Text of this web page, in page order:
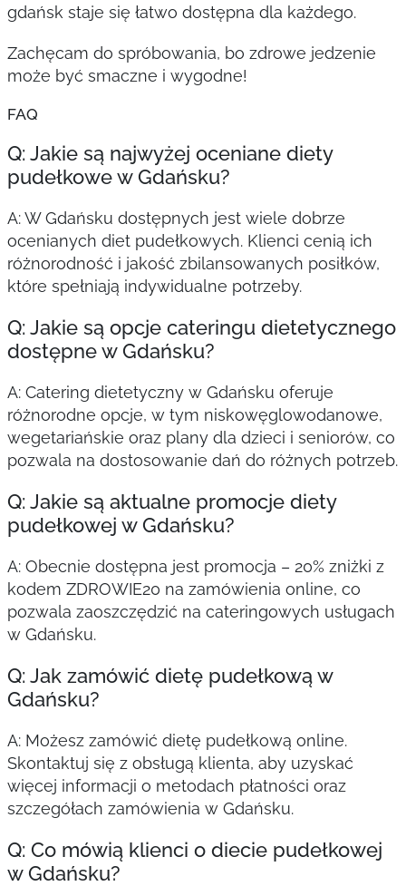
gdańsk staje się łatwo dostępna dla każdego.
Zachęcam do spróbowania, bo zdrowe jedzenie
może być smaczne i wygodne!
FAQ
Q: Jakie są najwyżej oceniane diety
pudełkowe w Gdańsku?
A: W Gdańsku dostępnych jest wiele dobrze
ocenianych diet pudełkowych. Klienci cenią ich
różnorodność i jakość zbilansowanych posiłków,
które spełniają indywidualne potrzeby.
Q: Jakie są opcje cateringu dietetycznego
dostępne w Gdańsku?
A: Catering dietetyczny w Gdańsku oferuje
różnorodne opcje, w tym niskowęglowodanowe,
wegetariańskie oraz plany dla dzieci i seniorów, co
pozwala na dostosowanie dań do różnych potrzeb.
Q: Jakie są aktualne promocje diety
pudełkowej w Gdańsku?
A: Obecnie dostępna jest promocja – 20% zniżki z
kodem ZDROWIE20 na zamówienia online, co
pozwala zaoszczędzić na cateringowych usługach
w Gdańsku.
Q: Jak zamówić dietę pudełkową w
Gdańsku?
A: Możesz zamówić dietę pudełkową online.
Skontaktuj się z obsługą klienta, aby uzyskać
więcej informacji o metodach płatności oraz
szczegółach zamówienia w Gdańsku.
Q: Co mówią klienci o diecie pudełkowej
w Gdańsku?